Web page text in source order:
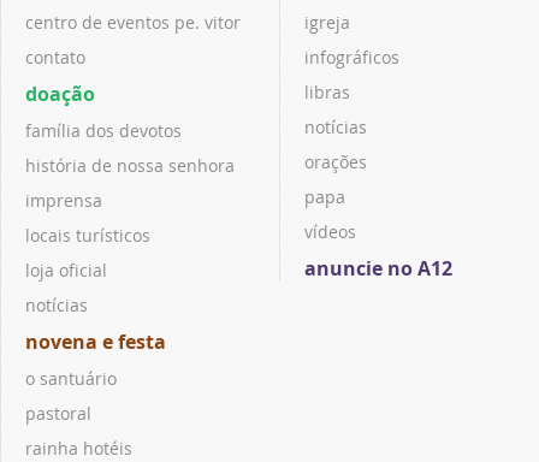
centro de eventos pe. vitor
contato
doação
família dos devotos
história de nossa senhora
imprensa
locais turísticos
loja oficial
notícias
novena e festa
o santuário
pastoral
rainha hotéis
igreja
infográficos
libras
notícias
orações
papa
vídeos
anuncie no A12